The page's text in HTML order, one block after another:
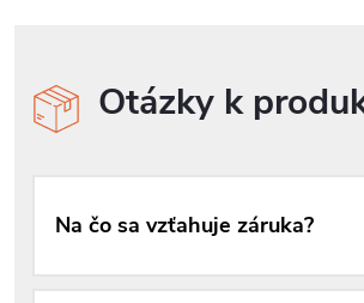
Otázky k
Na čo sa vzťahuje záruka?